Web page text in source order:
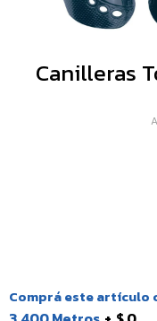
Canilleras
Comprá este artículo